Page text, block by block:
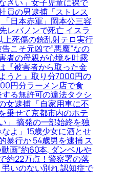
さい」女子児童に裸で
員の男逮捕「ストレス
日本赤軍」岡本公三容
レバノンで死亡 イスラ
上死傷の銃乱射テロ実行
こそ元凶で”悪魔”なの
者の母親が心境を吐露
『被害者から取った金
うと』取り分7000円の
円分ラーメン店で食
る無許可の違法タクシ
女逮捕 「自家用車に不
乗せて京都市内のホテ
」 摘発の一部始終を独
よ」15歳少女に酒とせ
暴行か 54歳男を逮捕 ス
画”約60本, ダンベルや
約22万点！警察署の落
いのない別れ 認知症で